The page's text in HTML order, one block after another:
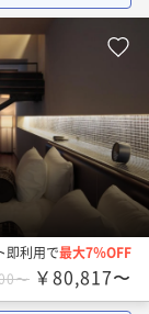
即利用で最大7％OFF
〜 ￥80,817〜